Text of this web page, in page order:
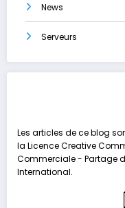
News
Serveurs
Les articles de ce blog
la Licence Creative
Commerciale - Partage
International.